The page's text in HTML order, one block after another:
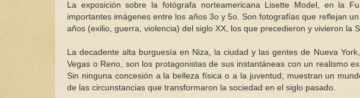
La exposición sobre la fotógrafa norteamericana Lisette Model, en la
importantes imágenes entre los años 3o y 5o. Son fotografías que reflejan
años (exilio, guerra, violencia) del siglo XX, los que precedieron y vivieron la
La decadente alta burguesía en Niza, la ciudad y las gentes de Nueva
Vegas o Reno, son los protagonistas de sus instantáneas con un realismo
Sin ninguna concesión a la belleza física o a la juventud, muestran un
de las circunstancias que transformaron la sociedad en el siglo pasado.